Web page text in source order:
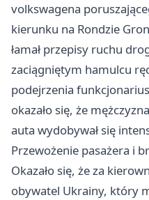
volkswagena
kierunku na Rondzie
łamał przepisy ruchu
zaciągniętym hamulcu
podejrzenia
okazało się, że
auta wydobywał się
Przewożenie pasażera i
Okazało się, że za
obywatel Ukrainy, który